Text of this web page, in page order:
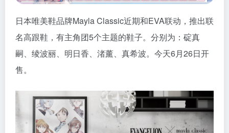
日本唯美鞋品牌Mayla Classic近期和EVA联动，推出联
名高跟鞋，有主角团5个主题的鞋子。分别为：碇真
嗣、绫波丽、明日香、渚薰、真希波。今天6月26日开
售。